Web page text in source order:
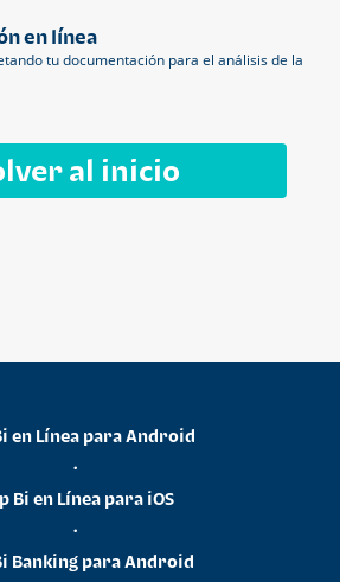
en línea
tu documentación para el análisis de la
al inicio
en Línea para Android
•
Bi en Línea para iOS
•
Banking para Android